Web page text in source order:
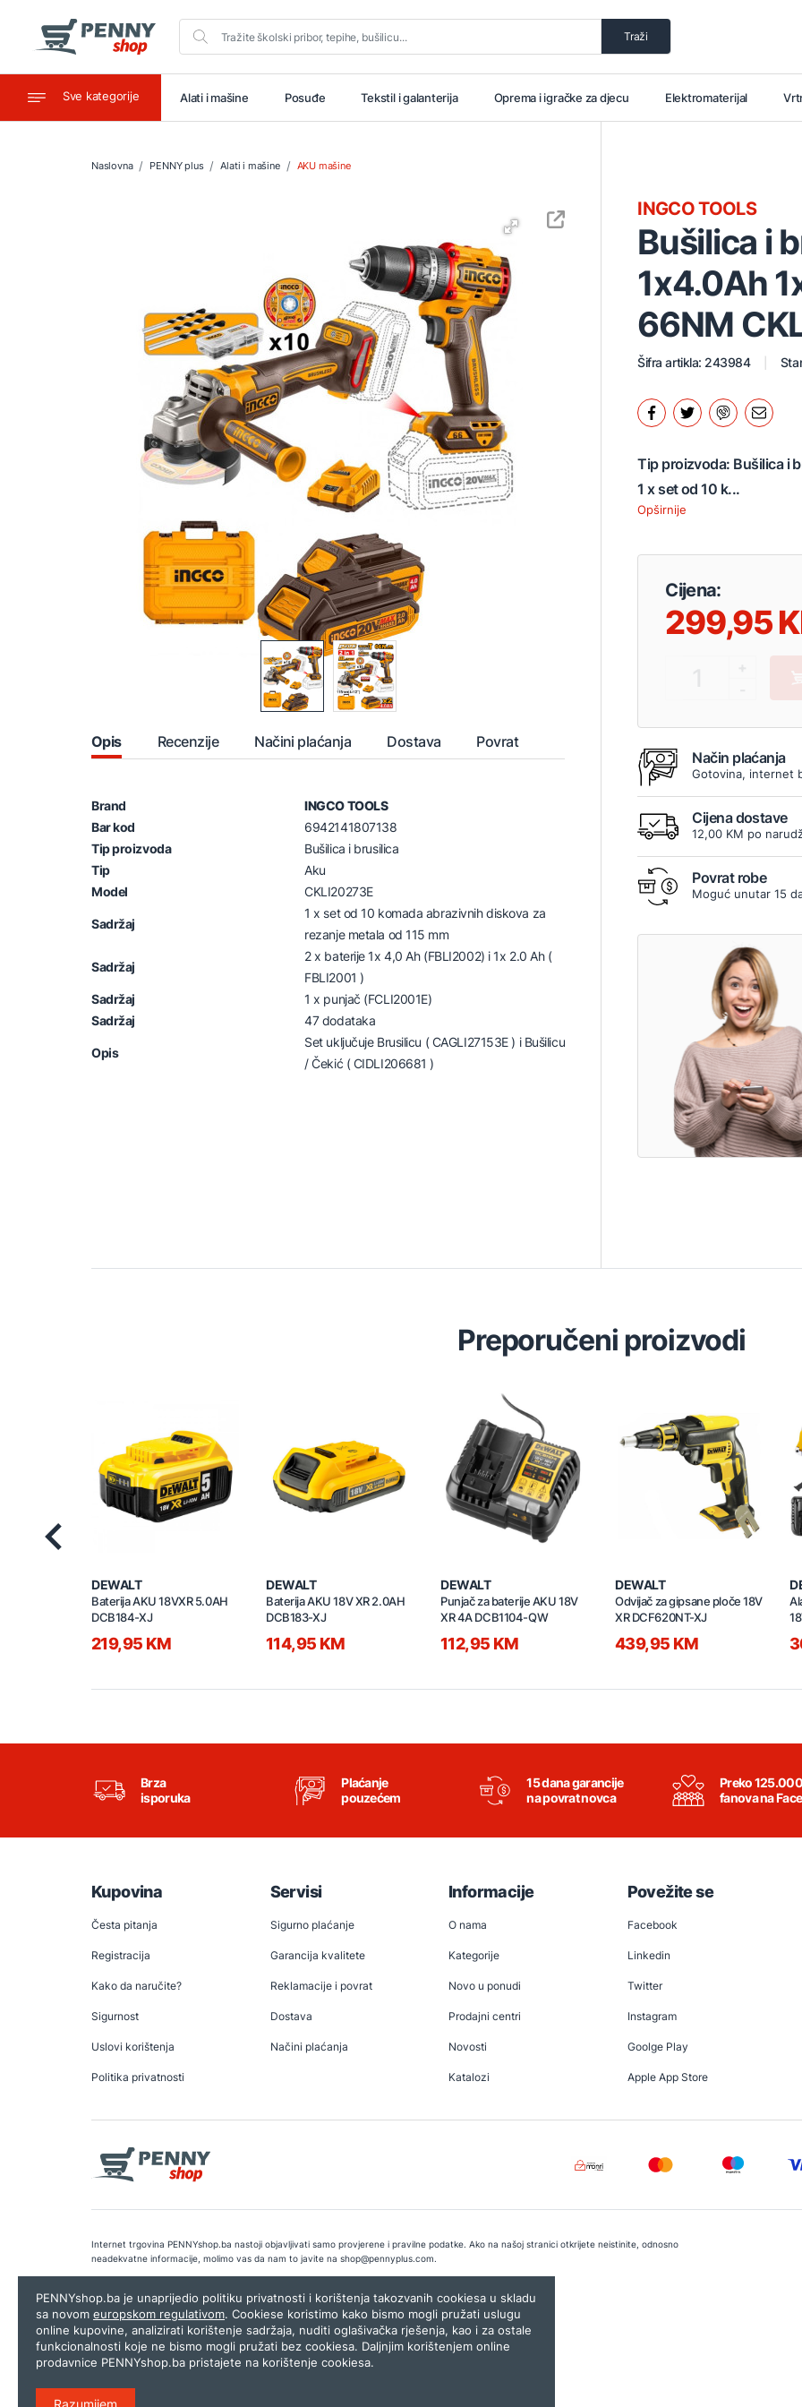
Traži
Sve kategorije
Ugostiteljstvo Alati i mašine Posuđe Tekstil i galanterija Oprema i igračke za djecu Elektromaterijal
Naslovna PENNY plus Alati i mašine AKU mašine
Opis Recenzije Načini plaćanja Dostava Povrat
Brand
INGCO TOOLS
Bar kod
6942141807138
Tip proizvoda
Bušilica i brusilica
Tip
Aku
Model
CKLI20273E
Sadržaj
1 x set od 10 komada abrazivnih diskova za
rezanje metala od 115 mm
Sadržaj
2 x baterije 1x 4,0 Ah (FBLI2002) i 1x 2.0 Ah (
FBLI2001 )
Sadržaj
1 x punjač (FCLI2001E)
Sadržaj
47 dodataka
Opis
Set uključuje Brusilicu ( CAGLI27153E ) i Bušilicu
/ Čekić ( CIDLI206681 )
Bušilica i
1x4.0Ah
66NM
INGCO TOOLS
Šifra artikla: 243984
Tip proizvoda: Bušilica i
1 x set od 10 k...
Opširnije
Cijena:
299,95
Način plaćanja
Gotovina, internet
Cijena dostave
12,00 KM po
Povrat robe
Moguć unutar 15
Preporučeni proizvodi
DEWALT
Baterija AKU 18VXR 5.0AH
DCB184-XJ
219,95 KM
DEWALT
Baterija AKU 18V XR 2.0AH
DCB183-XJ
114,95 KM
DEWALT
Punjač za baterije AKU 18V
XR 4A DCB1104-QW
112,95 KM
DEWALT
Odvijač za gipsane ploče 18V
XR DCF620NT-XJ
439,95 KM
Brza
isporuka
Plaćanje
pouzećem
15 dana garancije
na povrat novca
Preko 125.000
fanova na
Kupovina
Česta pitanja
Registracija
Kako da naručite?
Sigurnost
Uslovi korištenja
Politika privatnosti
Servisi
Sigurno plaćanje
Garancija kvalitete
Reklamacije i povrat
Dostava
Načini plaćanja
Informacije
O nama
Kategorije
Novo u ponudi
Prodajni centri
Novosti
Katalozi
Povežite se
Facebook
Linkedin
Twitter
Instagram
Goolge Play
Apple App Store
Internet trgovina PENNYshop.ba nastoji objavljivati samo provjerene i pravilne podatke. Ako na našoj stranici otkrijete neistinite, odnosno
neadekvatne informacije, molimo vas da nam to javite na shop@pennyplus.com.
Copyright © 2026.Penny plus d.o.o. Sarajevo.Dizajn i programiranje:Lampa.ba
PENNYshop.ba je unaprijedio politiku privatnosti i korištenja takozvanih cookiesa u skladu
sa novom europskom regulativom. Cookiese koristimo kako bismo mogli pružati uslugu
online kupovine, analizirati korištenje sadržaja, nuditi oglašivačka rješenja, kao i za ostale
funkcionalnosti koje ne bismo mogli pružati bez cookiesa. Daljnjim korištenjem online
prodavnice PENNYshop.ba pristajete na korištenje cookiesa.
Razumijem